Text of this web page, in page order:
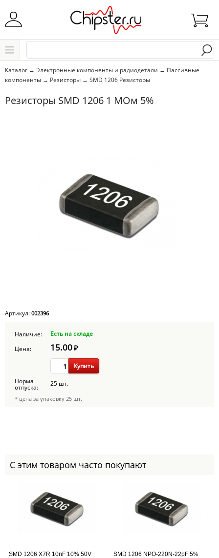
Начните водить название города..
Выбрать
Каталог → Электронные компоненты и радиодетали → Пассивные
компоненты → Резисторы → SMD 1206 Резисторы
Резисторы SMD 1206 1 МОм 5%
Артикул: 002396
Наличие:
Есть на складе
Цена:
15.00₽
Купить
Норма
отпуска: 25 шт.
* цена за упаковку 25 шт.
С этим товаром часто покупают
SMD 1206 X7R 10nF 10% 50V SMD 1206 NPO-220N-22pF 5%